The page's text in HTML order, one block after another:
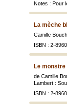
Notes : Pour
La mèche
Camille
ISBN : 2-
Le monstre
de Camille
Lambert :
ISBN : 2-